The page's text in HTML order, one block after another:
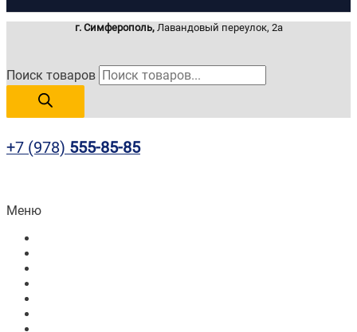
г. Симферополь,Лавандовый переулок, 2а
Поиск товаров
+7 (978) 555-85-85
Меню